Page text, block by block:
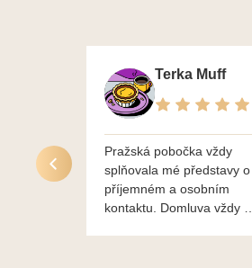
Terka Muff
Pražská pobočka vždy
splňovala mé představy o
příjemném a osobním
kontaktu. Domluva vždy na